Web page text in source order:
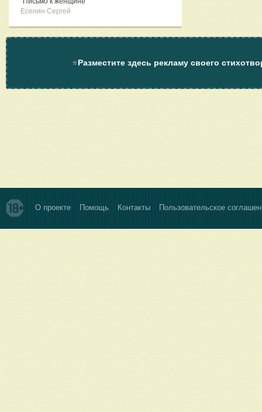
Есенин Сергей
⭐Разместите здесь рекламу своего
О проекте Помощь Контакты Пользовательское